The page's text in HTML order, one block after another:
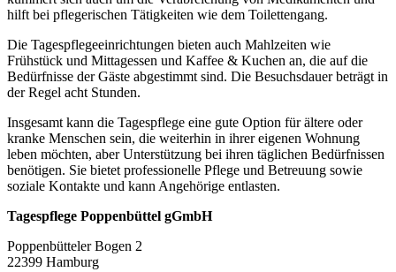
hilft bei pflegerischen Tätigkeiten wie dem Toilettengang.
Die Tagespflegeeinrichtungen bieten auch Mahlzeiten wie
Frühstück und Mittagessen und Kaffee & Kuchen an, die auf die
Bedürfnisse der Gäste abgestimmt sind. Die Besuchsdauer beträgt in
der Regel acht Stunden.
Insgesamt kann die Tagespflege eine gute Option für ältere oder
kranke Menschen sein, die weiterhin in ihrer eigenen Wohnung
leben möchten, aber Unterstützung bei ihren täglichen Bedürfnissen
benötigen. Sie bietet professionelle Pflege und Betreuung sowie
soziale Kontakte und kann Angehörige entlasten.
Tagespflege Poppenbüttel gGmbH
Poppenbütteler Bogen 2
22399 Hamburg